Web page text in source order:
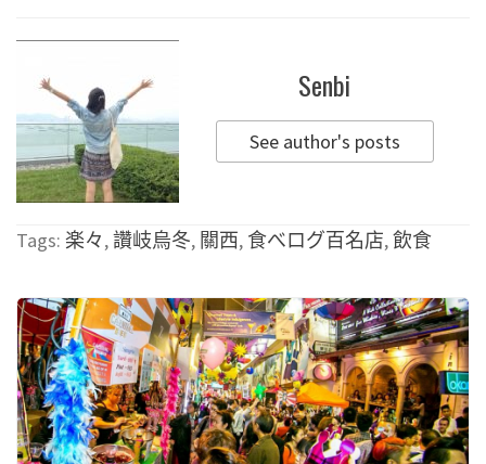
Senbi
See author's posts
Tags: 楽々,讚岐烏冬, 關西, 食べログ百名店,飲食